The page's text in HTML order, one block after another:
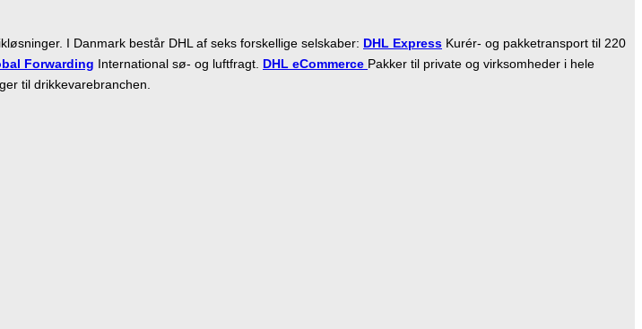
I Danmark består DHL af seks forskellige selskaber: DHL Express Kurér- og pakketransport til 220
Forwarding International sø- og luftfragt. DHL eCommerce Pakker til private og virksomheder i hele
til drikkevarebranchen.